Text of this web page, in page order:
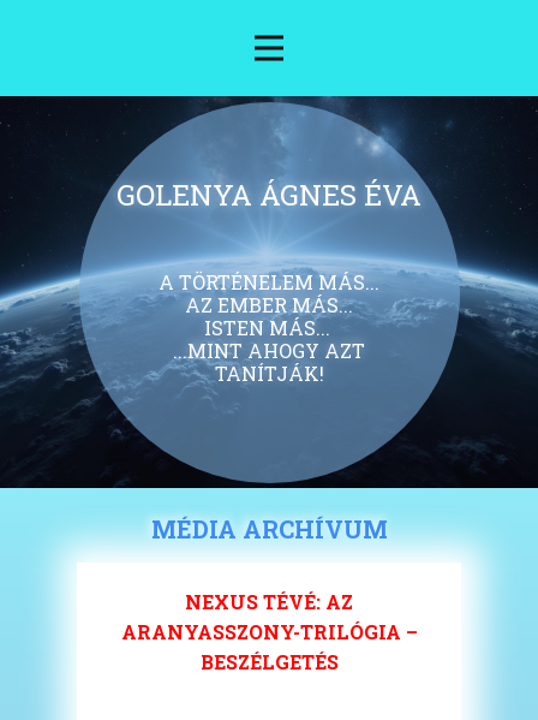
GOLENYA ÁGNES ÉVA
A TÖRTÉNELEM MÁS...
AZ EMBER MÁS...
ISTEN MÁS...
...MINT AHOGY AZT
TANÍTJÁK!
MÉDIA ARCHÍVUM
NEXUS TÉVÉ: AZ
ARANYASSZONY-TRILÓGIA –
BESZÉLGETÉS